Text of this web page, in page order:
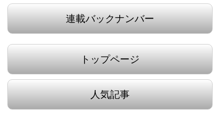
連載バックナンバー
トップページ
人気記事